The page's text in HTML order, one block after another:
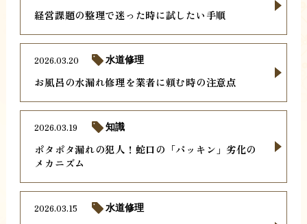
経営課題の整理で迷った時に試したい手順
お風呂の水漏れ修理を業者に頼む時の注意点
2026.03.20 水道修理
ポタポタ漏れの犯人！蛇口の「パッキン」劣化の
メカニズム
2026.03.19 知識
2026.03.15 水道修理